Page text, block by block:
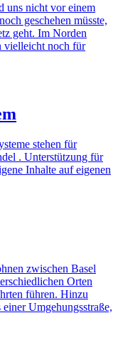
uns nicht vor einem
geschehen müsste,
geht. Im Norden
vielleicht noch für
stehen für
. Unterstützung für
Inhalte auf eigenen
zwischen Basel
Orten
führen. Hinzu
Umgehungsstraße,